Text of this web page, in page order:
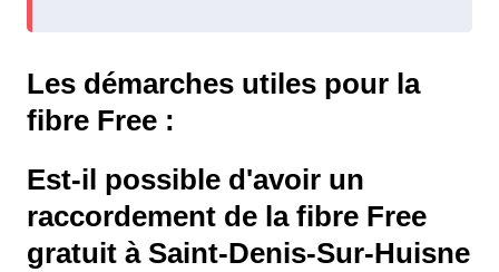
Les démarches utiles pour la
fibre Free :
Est-il possible d'avoir un
raccordement de la fibre Free
gratuit à Saint-Denis-Sur-Huisne